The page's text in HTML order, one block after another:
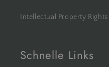
Intellectual Property Rights
Schnelle Links